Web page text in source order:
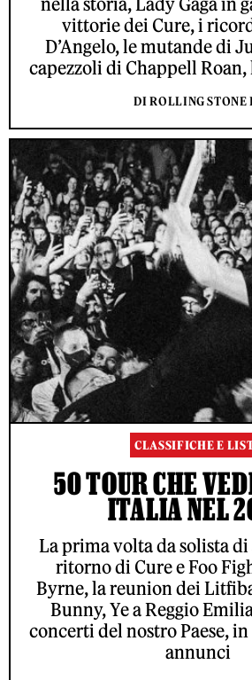
vittorie dei Cure, i
D’Angelo, le mutande di
capezzoli di Chappell Roan,
DI ROLLING STONE
CLASSIFICHE E
50 TOUR CHE
ITALIA NEL
La prima volta da solista
ritorno di Cure e Foo
Byrne, la reunion dei
Bunny, Ye a Reggio
concerti del nostro Paese,
annunci